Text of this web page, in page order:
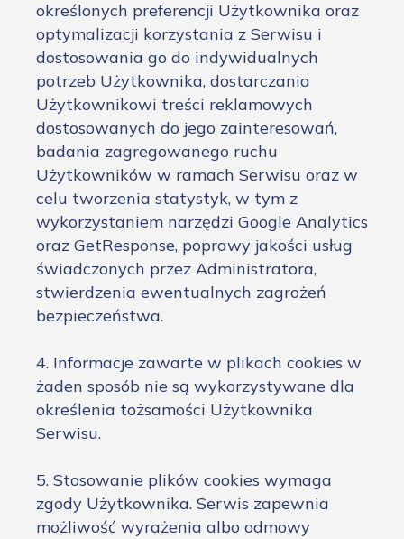
określonych preferencji Użytkownika oraz
optymalizacji korzystania z Serwisu i
dostosowania go do indywidualnych
potrzeb Użytkownika, dostarczania
Użytkownikowi treści reklamowych
dostosowanych do jego zainteresowań,
badania zagregowanego ruchu
Użytkowników w ramach Serwisu oraz w
celu tworzenia statystyk, w tym z
wykorzystaniem narzędzi Google Analytics
oraz GetResponse, poprawy jakości usług
świadczonych przez Administratora,
stwierdzenia ewentualnych zagrożeń
bezpieczeństwa.
4. Informacje zawarte w plikach cookies w
żaden sposób nie są wykorzystywane dla
określenia tożsamości Użytkownika
Serwisu.
5. Stosowanie plików cookies wymaga
zgody Użytkownika. Serwis zapewnia
możliwość wyrażenia albo odmowy